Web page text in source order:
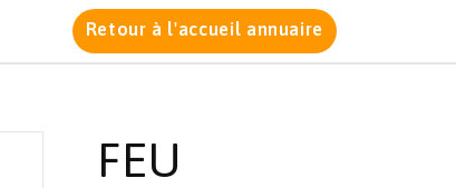
Retour à l'accueil annuaire
FEU